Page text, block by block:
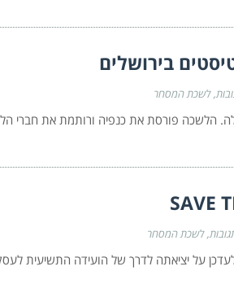
בירושלים
לשכת המסחר
הלשכה פורסת את כנפיה ורותמת את חברי
SAVE
לשכת המסחר